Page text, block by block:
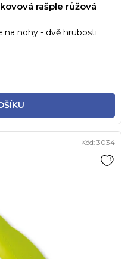
rašple růžová
na nohy - dvě hrubosti
Kód: 3034